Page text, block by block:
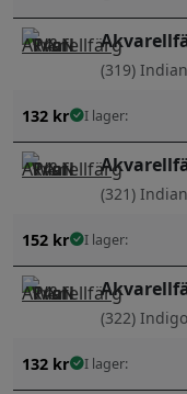
(319)
132 kr I lager:
(321)
152 kr I lager:
(322) Indigo
132 kr I lager: